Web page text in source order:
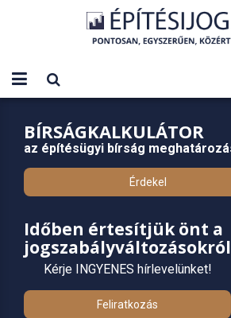
BÍRSÁGKALKULÁTOR
az építésügyi bírság
Érdekel
Időben értesítjük önt a
jogszabályváltozásokról
Kérje INGYENES hírlevelünket!
Feliratkozás